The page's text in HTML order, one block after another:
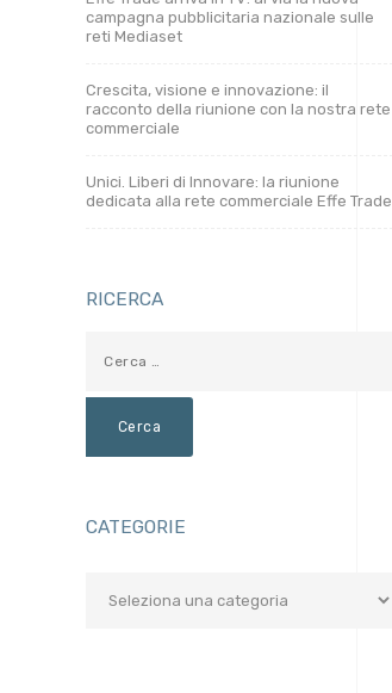
campagna pubblicitaria nazionale sulle
reti Mediaset
Crescita, visione e innovazione: il
racconto della riunione con la nostra rete
commerciale
Unici. Liberi di Innovare: la riunione
dedicata alla rete commerciale Effe Trade
RICERCA
CATEGORIE